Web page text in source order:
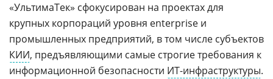
«УльтимаТек» сфокусирован на проектах для
крупных корпораций уровня enterprise и
промышленных предприятий, в том числе субъектов
КИИ, предъявляющими самые строгие требования к
информационной безопасности ИТ-инфраструктуры.